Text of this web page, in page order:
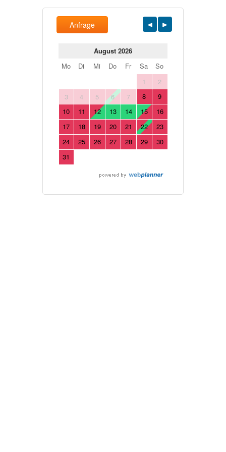
Anfrage
August 2026
Mo
Di Mi Do Fr Sa
So
1
2
3
4 5 6 7 8
9
10
11 12 13 14 15
16
17
18 19 20 21 22
23
24
25 26 27 28 29
30
31